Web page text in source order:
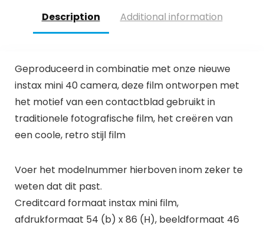
Description Additional information
Geproduceerd in combinatie met onze nieuwe
instax mini 40 camera, deze film ontworpen met
het motief van een contactblad gebruikt in
traditionele fotografische film, het creëren van
een coole, retro stijl film
Voer het modelnummer hierboven inom zeker te
weten dat dit past.
Creditcard formaat instax mini film,
afdrukformaat 54 (b) x 86 (H), beeldformaat 46